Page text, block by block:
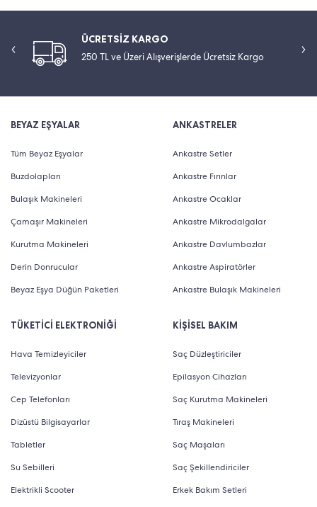
ÜCRETSİZ KARGO
250 TL ve Üzeri Alışverişlerde Ücretsiz Kargo
BEYAZ EŞYALAR
Tüm Beyaz Eşyalar
Buzdolapları
Bulaşık Makineleri
Çamaşır Makineleri
Kurutma Makineleri
Derin Donrucular
Beyaz Eşya Düğün Paketleri
TÜKETİCİ ELEKTRONİĞİ
Hava Temizleyiciler
Televizyonlar
Cep Telefonları
Dizüstü Bilgisayarlar
Tabletler
Su Sebilleri
Elektrikli Scooter
ANKASTRELER
Ankastre Setler
Ankastre Fırınlar
Ankastre Ocaklar
Ankastre Mikrodalgalar
Ankastre Davlumbazlar
Ankastre Aspiratörler
Ankastre Bulaşık Makineleri
KİŞİSEL BAKIM
Saç Düzleştiriciler
Epilasyon Cihazları
Saç Kurutma Makineleri
Tıraş Makineleri
Saç Maşaları
Saç Şekillendiriciler
Erkek Bakım Setleri